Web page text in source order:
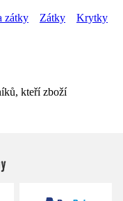
zátky Zátky Krytky
kteří zboží